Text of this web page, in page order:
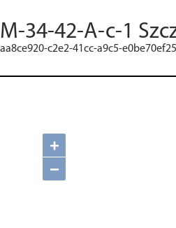
M-34-42-A-c-1
aa8ce920-c2e2-41cc-a9c5-
+
−